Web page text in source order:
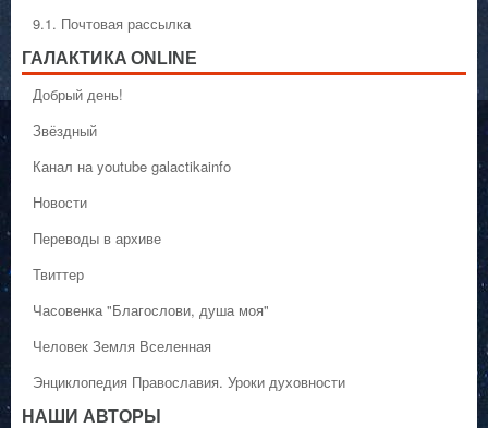
9.1. Почтовая рассылка
ГАЛАКТИКA ONLINE
Добрый день!
Звёздный
Канал на youtube galactikainfo
Новости
Переводы в архиве
Твиттер
Часовенка "Благослови, душа моя"
Человек Земля Вселенная
Энциклопедия Православия. Уроки духовности
НАШИ АВТОРЫ